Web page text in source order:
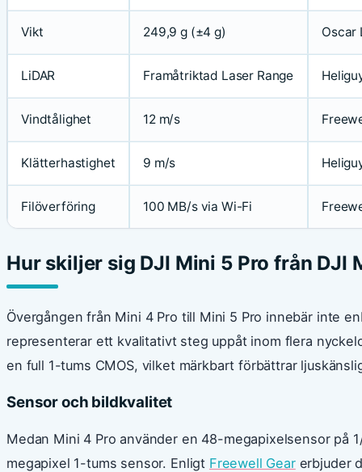
Vikt 249,9 g (±4 g) Oscar
LiDAR Framåtriktad Laser Range
Vindtålighet 12 m/s
Klätterhastighet 9 m/s
Filöverföring 100 MB/s via Wi-Fi
Hur skiljer sig DJI Mini 5 Pro från DJI
Övergången från Mini 4 Pro till Mini 5 Pro innebär inte
representerar ett kvalitativt steg uppåt inom flera
en full 1-tums CMOS, vilket märkbart förbättrar
Sensor och bildkvalitet
Medan Mini 4 Pro använder en 48-megapixelsensor på
megapixel 1-tums sensor. Enligt Freewell Gearerbjuder